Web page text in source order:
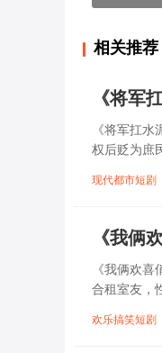
相关推荐
《将军
《将军扛
权后贬为庶
现代都市短剧
《我俩
《我俩欢
合租室友，
欢乐搞笑短剧